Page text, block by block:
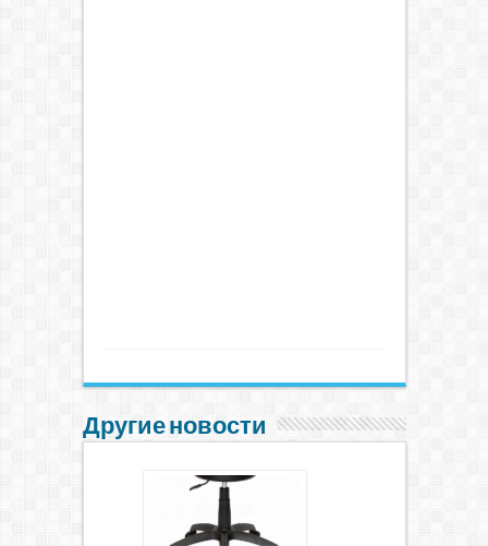
Другие новости